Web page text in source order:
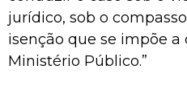
jurídico, sob o
isenção que se impõe
Ministério Público.”